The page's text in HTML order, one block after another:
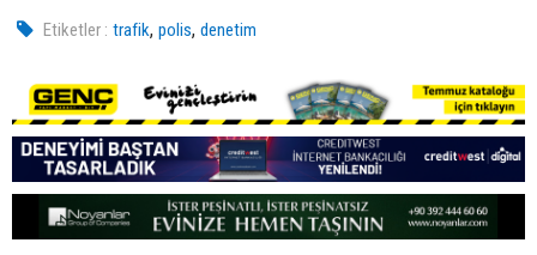
Etiketler : trafik,polis,denetim